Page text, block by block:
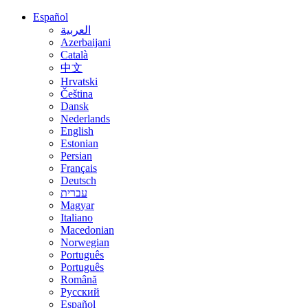
Español
العربية
Azerbaijani
Català
中文
Hrvatski
Čeština
Dansk
Nederlands
English
Estonian
Persian
Français
Deutsch
עברית
Magyar
Italiano
Macedonian
Norwegian
Português
Português
Română
Русский
Español